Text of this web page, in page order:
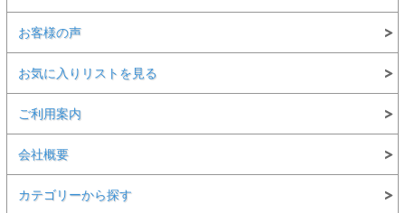
お客様の声
お気に入りリストを見る
ご利用案内
会社概要
カテゴリーから探す